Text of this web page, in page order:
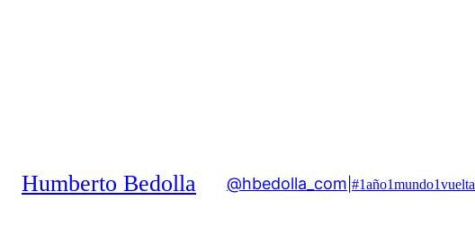
Humberto Bedolla @hbedolla_com #1año1mundo1vuelta